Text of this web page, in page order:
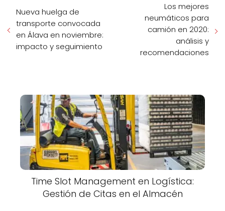
Nueva huelga de
transporte convocada
en Álava en noviembre:
impacto y seguimiento
Los mejores
neumáticos para
camión en 2020:
análisis y
recomendaciones
Time Slot Management en Logística:
Gestión de Citas en el Almacén